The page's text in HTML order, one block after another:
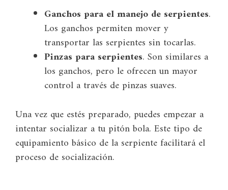
Ganchos para el manejo de serpientes.
Los ganchos permiten mover y
transportar las serpientes sin tocarlas.
Pinzas para serpientes. Son similares a
los ganchos, pero le ofrecen un mayor
control a través de pinzas suaves.
Una vez que estés preparado, puedes empezar a
intentar socializar a tu pitón bola. Este tipo de
equipamiento básico de la serpiente facilitará el
proceso de socialización.